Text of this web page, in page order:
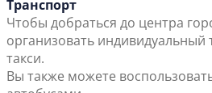
Транспорт
Чтобы добраться до центра
организовать
такси.
Вы также можете